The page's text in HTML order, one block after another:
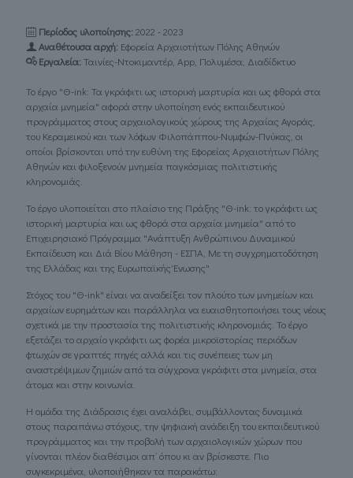
Περίοδος υλοποίησης: 2022 - 2023
Αναθέτουσα αρχή: Εφορεία Αρχαιοτήτων Πόλης Αθηνών
Eργαλεία: Ταινίες-Ντοκιμαντέρ, Αpp, Πολυμέσα, Διαδίδκτυο
Το έργο "Θ-ink: Τα γκράφιτι ως ιστορική μαρτυρία και ως φθορά στα
αρχαία μνημεία" αφορά στην υλοποίηση ενός εκπαιδευτικού
προγράμματος στους αρχαιολογικούς χώρους της Αρχαίας Αγοράς,
του Κεραμεικού και των λόφων Φιλοπάππου-Νυμφών-Πνύκας, οι
οποίοι βρίσκονται υπό την ευθύνη της Εφορείας Αρχαιοτήτων Πόλης
Αθηνών και φιλοξενούν μνημεία παγκόσμιας πολιτιστικής
κληρονομιάς.
To έργο υλοποιείται στο πλαίσιο της Πράξης "Θ-ink: το γκράφιτι ως
ιστορική μαρτυρία και ως φθορά στα αρχαία μνημεία" από το
Επιχειρησιακό Πρόγραμμα "Ανάπτυξη Ανθρώπινου Δυναμικού
Εκπαίδευση και Διά Βίου Μάθηση - ΕΣΠΑ, Με τη συγχρηματοδότηση
της Ελλάδας και της Ευρωπαϊκής Ένωσης"
Στόχος του "Θ-ink" είναι να αναδείξει τον πλούτο των μνημείων και
αρχαίων ευρημάτων και παράλληλα να ευαισθητοποιήσει τους νέους
σχετικά με την προστασία της πολιτιστικής κληρονομιάς. Το έργο
εξετάζει το αρχαίο γκράφιτι ως φορέα μικροϊστορίας περιόδων
φτωχών σε γραπτές πηγές αλλά και τις συνέπειες των μη
αναστρέψιμων ζημιών από τα σύγχρονα γκράφιτι στα μνημεία, στα
άτομα και στην κοινωνία.
Η ομάδα της Διάδρασις έχει αναλάβει, συμβάλλοντας δυναμικά
στους παραπάνω στόχους, την ψηφιακή ανάδειξη του εκπαιδευτικού
προγράμματος και την προβολή των αρχαιολογικών χώρων που
γίνονται πλέον διαθέσιμοι απ’ όπου κι αν βρίσκεστε. Πιο
συγκεκριμένα, υλοποιήθηκαν τα παρακάτω: